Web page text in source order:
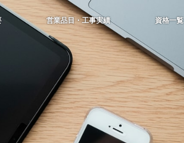
営業品目・工事実績 資格一覧